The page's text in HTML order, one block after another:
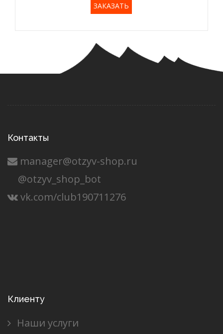
ЗАКАЗАТЬ
Контакты
manager@otzyv-shop.ru
@otzyv_shop_bot
vk.com/club190711276
Клиенту
Наши услуги